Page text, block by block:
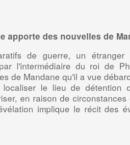
apporte des nouvelles de
de guerre, un étranger
l'intermédiaire du roi de
de Mandane qu'il a vue
le lieu de détention
en raison de
implique le récit des